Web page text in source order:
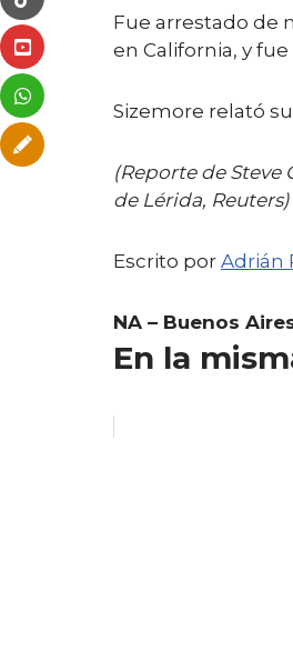
Fue arrestado de
en California, y
Sizemore relató
(Reporte de
de Lérida, Reuters)
Escrito por Adrián
NA – Buenos
En la